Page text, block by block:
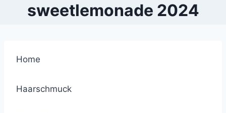
sweetlemonade 2024
Home
Haarschmuck